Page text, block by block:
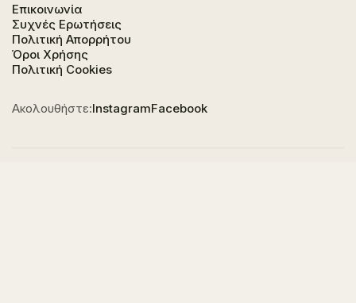
Επικοινωνία
Συχνές Ερωτήσεις
Πολιτική Απορρήτου
Όροι Χρήσης
Πολιτική Cookies
Ακολουθήστε:InstagramFacebook